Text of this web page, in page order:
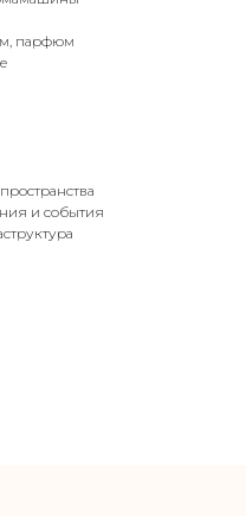
парфюм
и события